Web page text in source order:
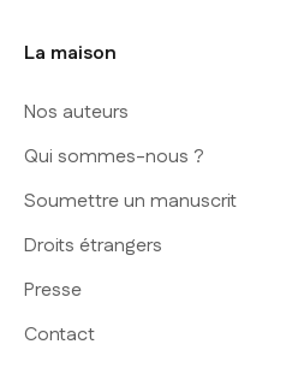
La maison
Nos auteurs
Qui sommes-nous ?
Soumettre un manuscrit
Droits étrangers
Presse
Contact